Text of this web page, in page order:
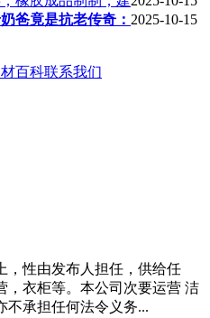
爸竟是抗老传奇： 2025-10-15
百科联系我们
，性由发布人担任，供给任
，衣柜等。本公司次要运营 洁
不承担任何法令义务...